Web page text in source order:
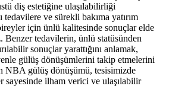
diş estetiğine ulaşılabilirliği
tedavilere ve sürekli bakıma yatırım
için ünlü kalitesinde sonuçlar elde
tedavilerin, ünlü statüsünden
sonuçlar yarattığını anlamak,
gülüş dönüşümlerini takip etmelerini
NBA gülüş dönüşümü, tesisimizde
sayesinde ilham verici ve ulaşılabilir